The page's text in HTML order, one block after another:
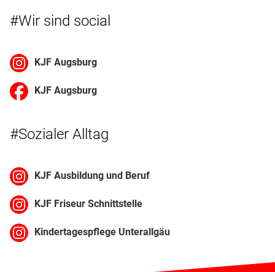
#Wir sind social
KJF Augsburg
KJF Augsburg
#Sozialer Alltag
KJF Ausbildung und Beruf
KJF Friseur Schnittstelle
Kindertagespflege Unterallgäu